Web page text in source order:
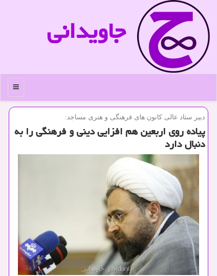
جاویدانی
منو
دبیر ستاد عالی كانون های فرهنگی و هنری مساجد:
پیاده روی اربعین هم افزایی دینی و فرهنگی را به
دنبال دارد